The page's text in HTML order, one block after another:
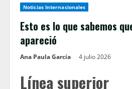
Noticias Internacionales
Esto es lo que sabemos
apareció
Ana Paula García 4 julio 2026
Línea superior